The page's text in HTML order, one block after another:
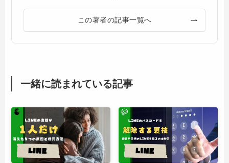
この著者の記事一覧へ
一緒に読まれている記事